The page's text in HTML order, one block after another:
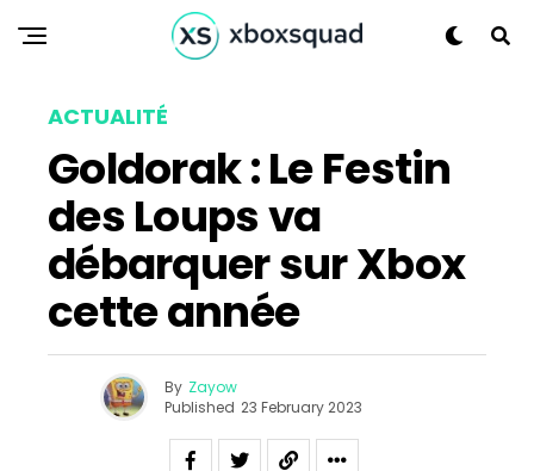
ACTUALITÉ
Goldorak : Le Festin
des Loups va
débarquer sur Xbox
cette année
By Zayow
Published 23 February 2023